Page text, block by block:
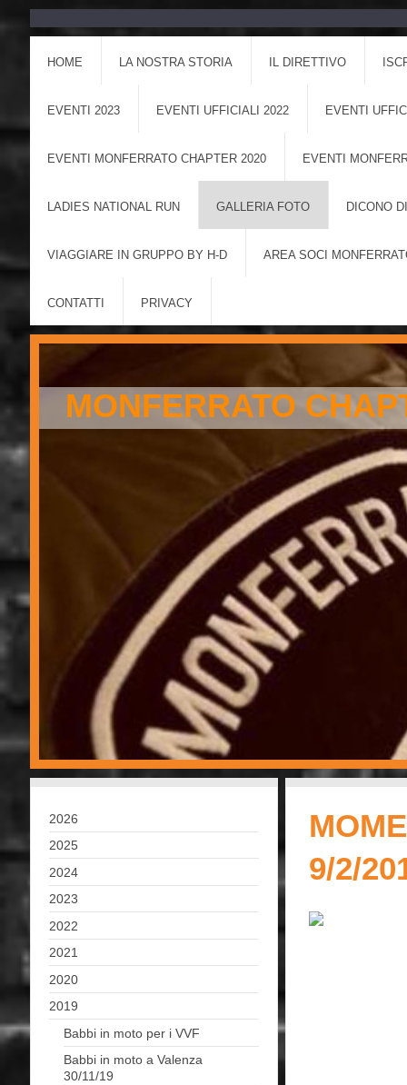
HOME LA NOSTRA STORIA IL DIRETTIVO
EVENTI 2023 EVENTI UFFICIALI 2022 EVENTI
EVENTI MONFERRATO CHAPTER 2020 EVENTI
LADIES NATIONAL RUN GALLERIA FOTO DICONO
VIAGGIARE IN GRUPPO BY H-D AREA SOCI
CONTATTI PRIVACY
MONFERRATO
9/2/
2026
2025
2024
2023
2022
2021
2020
2019
Babbi in moto per i VVF
Babbi in moto a Valenza
30/11/19